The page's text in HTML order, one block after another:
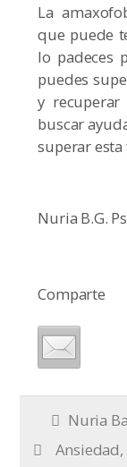
La
que puede
lo padeces
puedes
y recuperar
buscar
superar
Nuria B.G.
Nuria
Ansiedad